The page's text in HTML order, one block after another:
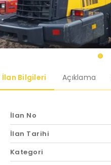
İlan Bilgileri Açıklama
İlan No
İlan Tarihi
Kategori